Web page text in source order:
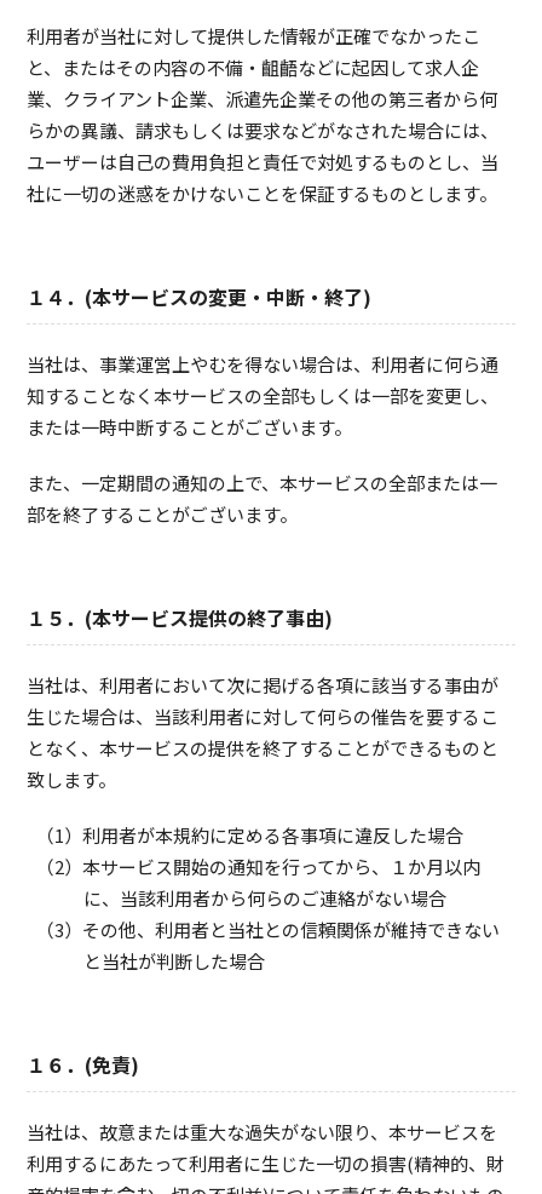
利用者が当社に対して提供した情報が正確でなかったこ
と、またはその内容の不備・齟齬などに起因して求人企
業、クライアント企業、派遣先企業その他の第三者から何
らかの異議、請求もしくは要求などがなされた場合には、
ユーザーは自己の費用負担と責任で対処するものとし、当
社に一切の迷惑をかけないことを保証するものとします。
１４．(本サービスの変更・中断・終了)
当社は、事業運営上やむを得ない場合は、利用者に何ら通
知することなく本サービスの全部もしくは一部を変更し、
または一時中断することがございます。
また、一定期間の通知の上で、本サービスの全部または一
部を終了することがございます。
１５．(本サービス提供の終了事由)
当社は、利用者において次に掲げる各項に該当する事由が
生じた場合は、当該利用者に対して何らの催告を要するこ
となく、本サービスの提供を終了することができるものと
致します。
利用者が本規約に定める各事項に違反した場合
本サービス開始の通知を行ってから、１か月以内
に、当該利用者から何らのご連絡がない場合
その他、利用者と当社との信頼関係が維持できない
と当社が判断した場合
１６．(免責)
当社は、故意または重大な過失がない限り、本サービスを
利用するにあたって利用者に生じた一切の損害(精神的、財